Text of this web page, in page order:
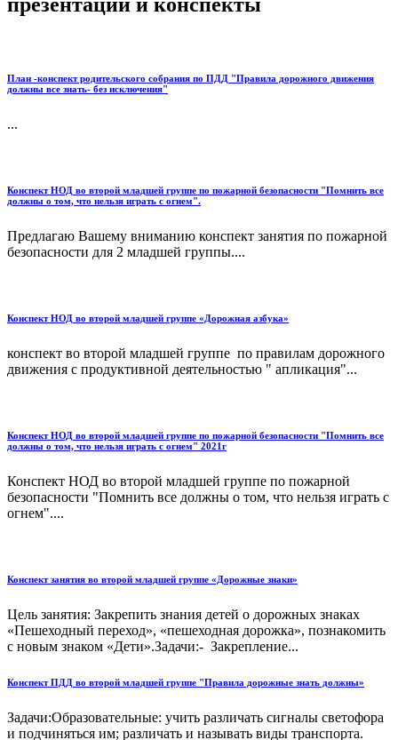
презентации и конспекты
План -конспект родительского собрания по ПДД "Правила дорожного движения
должны все знать- без исключения"
...
Конспект НОД во второй младшей группе по пожарной безопасности "Помнить все
должны о том, что нельзя играть с огнем".
Предлагаю Вашему вниманию конспект занятия по пожарной
безопасности для 2 младшей группы....
Конспект НОД во второй младшей группе «Дорожная азбука»
конспект во второй младшей группе по правилам дорожного
движения с продуктивной деятельностью " апликация"...
Конспект НОД во второй младшей группе по пожарной безопасности "Помнить все
должны о том, что нельзя играть с огнем" 2021г
Конспект НОД во второй младшей группе по пожарной
безопасности "Помнить все должны о том, что нельзя играть с
огнем"....
Конспект занятия во второй младшей группе «Дорожные знаки»
Цель занятия: Закрепить знания детей о дорожных знаках
«Пешеходный переход», «пешеходная дорожка», познакомить
с новым знаком «Дети».Задачи:- Закрепление...
Конспект ПДД во второй младшей группе "Правила дорожные знать должны»
Задачи:Образовательные: учить различать сигналы светофора
и подчиняться им; различать и называть виды транспорта.